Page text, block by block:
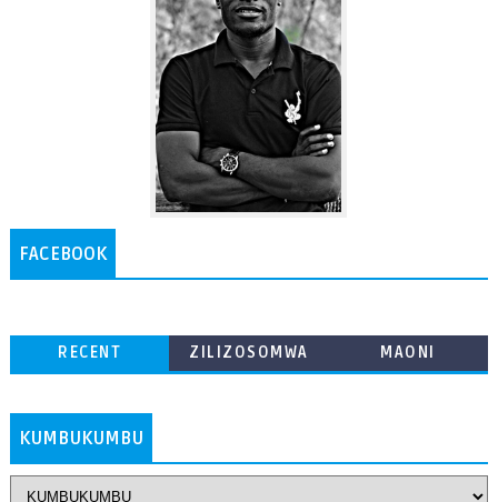
FACEBOOK
RECENT
ZILIZOSOMWA
MAONI
KUMBUKUMBU